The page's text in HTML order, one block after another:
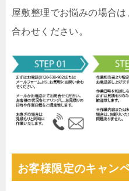
屋敷整理でお悩みの場合
合わせください。
お客様限定のキャン